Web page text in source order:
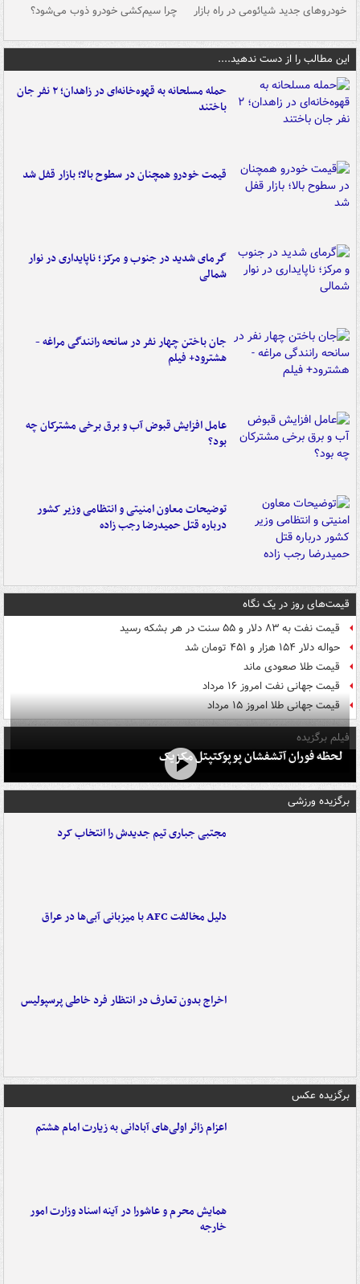
خودروهای جدید شیائومی در راه بازار چرا سیم‌کشی خودرو ذوب می‌شود؟
این مطالب را از دست ندهید....
حمله مسلحانه به قهوه‌خانه‌ای در زاهدان؛ ۲ نفر جان
باختند
قیمت خودرو همچنان در سطوح بالا؛ بازار قفل شد
گرمای شدید در جنوب و مرکز؛ ناپایداری در نوار
شمالی
جان باختن چهار نفر در سانحه رانندگی مراغه -
هشترود+ فیلم
عامل افزایش قبوض آب و برق برخی مشترکان چه
بود؟
توضیحات معاون امنیتی و انتظامی وزیر کشور
درباره قتل حمیدرضا رجب زاده
قیمت‌های روز در یک نگاه
قیمت نفت به ۸۳ دلار و ۵۵ سنت در هر بشکه رسید
حواله دلار ۱۵۴ هزار و ۴۵۱ تومان شد
قیمت طلا صعودی ماند
قیمت جهانی نفت امروز ۱۶ مرداد
قیمت جهانی طلا امروز ۱۵ مرداد
فیلم برگزیده
لحظه فوران آتشفشان پوپوکتپتل مکزیک
برگزیده ورزشی
مجتبی جباری تیم جدیدش را انتخاب کرد
دلیل مخالفت AFC با میزبانی آبی‌ها در عراق
اخراج بدون تعارف در انتظار فرد خاطی پرسپولیس
برگزیده عکس
اعزام زائر اولی‌های آبادانی به زیارت امام هشتم
همایش محرم و عاشورا در آینه اسناد وزارت امور
خارجه